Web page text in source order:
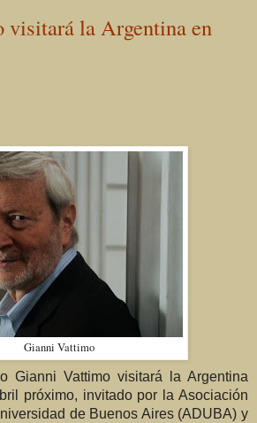
la Argentina en
Gianni Vattimo
Gianni Vattimo visitará la Argentina
próximo, invitado por la Asociación
de Buenos Aires (ADUBA) y